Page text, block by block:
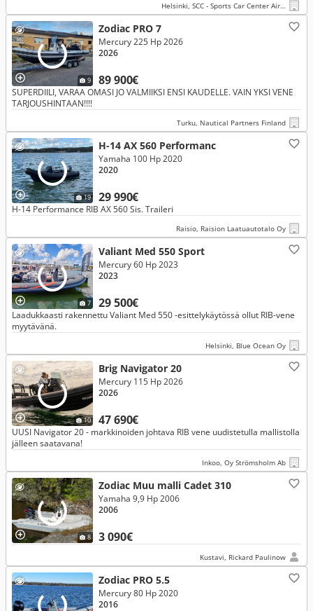
Helsinki, SCC - Sports Car Center Airport
9
Zodiac PRO 7
89 900€
Mercury 225 Hp 2026
2026
SUPERDIILI, VARAA OMASI JO VALMIIKSI ENSI KAUDELLE. VAIN YKSI VENE
TARJOUSHINTAAN!!!!
Turku, Nautical Partners Finland
19
H-14 AX 560 Performanc
29 990€
Yamaha 100 Hp 2020
2020
H-14 Performance RIB AX 560 Sis. Traileri
Raisio, Raision Laatuautotalo Oy
7
Valiant Med 550 Sport
29 500€
Mercury 60 Hp 2023
2023
Laadukkaasti rakennettu Valiant Med 550 -esittelykäytössä ollut RIB-vene
myytävänä.
Helsinki, Blue Ocean Oy
10
Brig Navigator 20
47 690€
Mercury 115 Hp 2026
2026
UUSI Navigator 20 - markkinoiden johtava RIB vene uudistetulla mallistolla
jälleen saatavana!
Inkoo, Oy Strömsholm Ab
8
Zodiac Muu malli Cadet 310
3 090€
Yamaha 9,9 Hp 2006
2006
Kustavi, Rickard Paulinow
Zodiac PRO 5.5
Mercury 80 Hp 2020
2016